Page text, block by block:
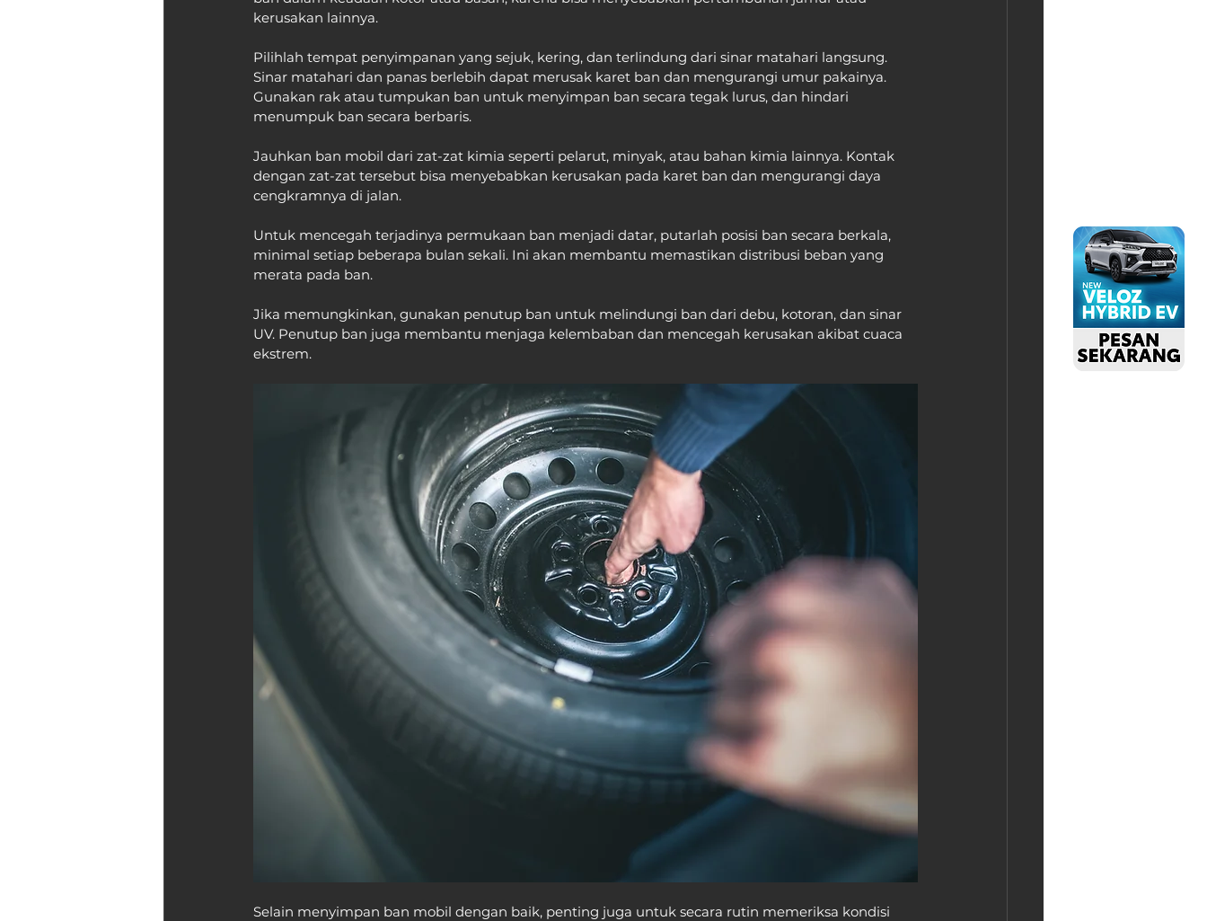
kerusakan lainnya.
Pilihlah tempat penyimpanan yang sejuk, kering, dan terlindung dari sinar matahari langsung.
Sinar matahari dan panas berlebih dapat merusak karet ban dan mengurangi umur pakainya.
Gunakan rak atau tumpukan ban untuk menyimpan ban secara tegak lurus, dan hindari
menumpuk ban secara berbaris.
Jauhkan ban mobil dari zat-zat kimia seperti pelarut, minyak, atau bahan kimia lainnya. Kontak
dengan zat-zat tersebut bisa menyebabkan kerusakan pada karet ban dan mengurangi daya
cengkramnya di jalan.
Untuk mencegah terjadinya permukaan ban menjadi datar, putarlah posisi ban secara berkala,
minimal setiap beberapa bulan sekali. Ini akan membantu memastikan distribusi beban yang
merata pada ban.
Jika memungkinkan, gunakan penutup ban untuk melindungi ban dari debu, kotoran, dan sinar
UV. Penutup ban juga membantu menjaga kelembaban dan mencegah kerusakan akibat cuaca
ekstrem.
Selain menyimpan ban mobil dengan baik, penting juga untuk secara rutin memeriksa kondisi